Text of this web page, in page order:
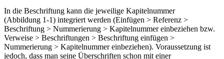
In die Beschriftung kann die jeweilige Kapitelnummer
(Abbildung 1-1) integriert werden (Einfügen > Referenz >
Beschriftung > Nummerierung > Kapitelnummer einbeziehen bzw.
Verweise > Beschriftungen > Beschriftung einfügen >
Nummerierung > Kapitelnummer einbeziehen). Voraussetzung ist
jedoch, dass man seine Überschriften schon mit einer